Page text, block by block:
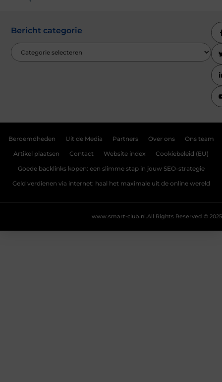
Bericht categorie
Beroemdheden Uit de Media Partners Over ons Ons team
Artikel plaatsen Contact Website index Cookiebeleid (EU)
Goede backlinks kopen: een slimme stap in jouw SEO-strategie
Geld verdienen via internet: haal het maximale uit de online wereld
All Rights Reserved © 2025
www.smart-club.nl.